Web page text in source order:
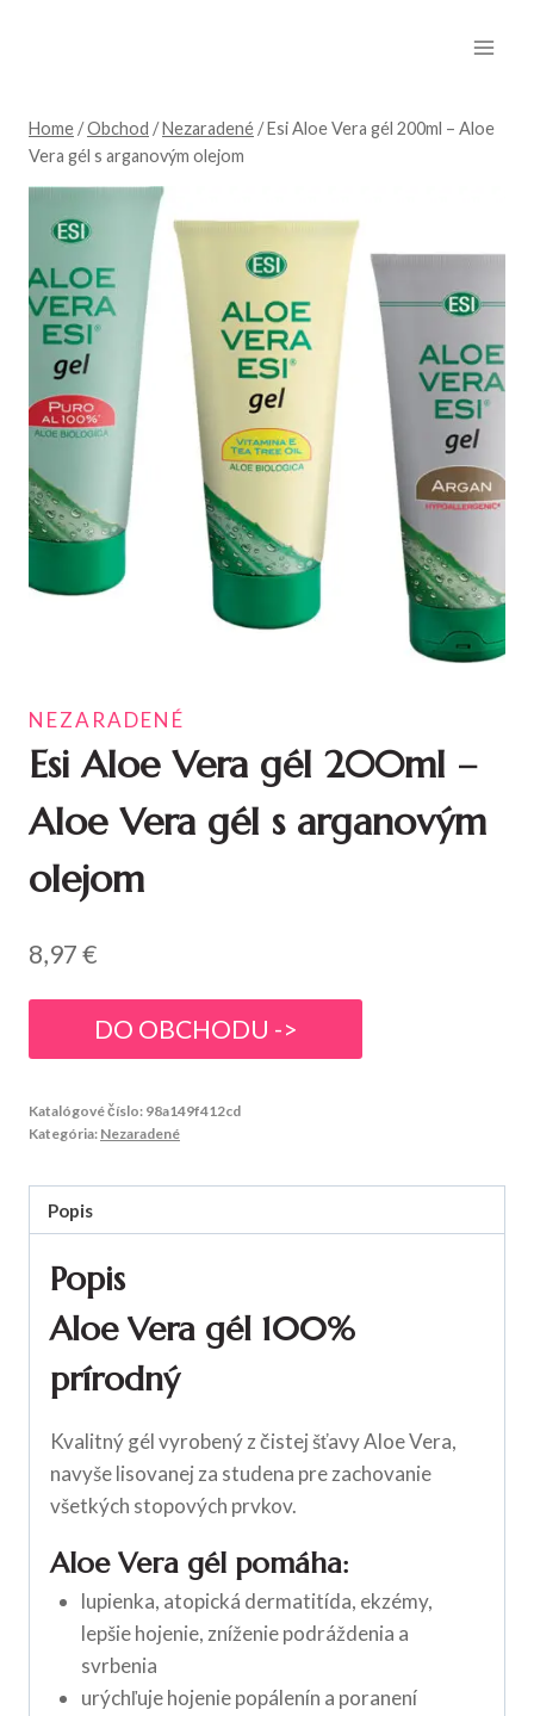
Home /Obchod /Nezaradené /Esi Aloe Vera gél 200ml – Aloe
Vera gél s arganovým olejom
NEZARADENÉ
Esi Aloe Vera gél 200ml –
Aloe Vera gél s arganovým
olejom
8,97€
DO OBCHODU ->
Katalógové číslo: 98a149f412cd
Kategória: Nezaradené
Popis
Popis
Aloe Vera gél 100%
prírodný
Kvalitný gél vyrobený z čistej šťavy Aloe Vera,
navyše lisovanej za studena pre zachovanie
všetkých stopových prvkov.
Aloe Vera gél pomáha:
lupienka, atopická dermatitída, ekzémy,
lepšie hojenie, zníženie podráždenia a
svrbenia
urýchľuje hojenie popálenín a poranení